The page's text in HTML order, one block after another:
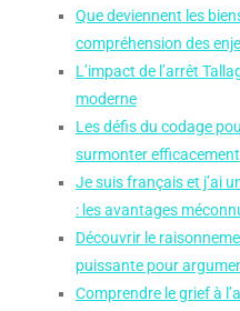
Que deviennent les
compréhension des
L’impact de l’arrêt
moderne
Les défis du codage
surmonter efficacement
Je suis français et j’ai
: les avantages
Découvrir le
puissante pour
Comprendre le grief à